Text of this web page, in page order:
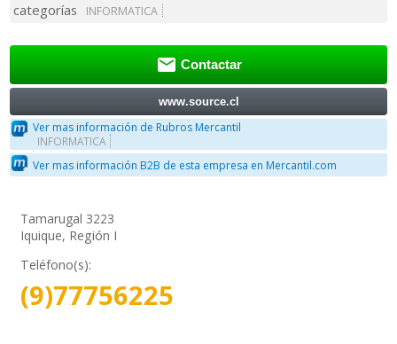
categorías INFORMATICA
 Contactar
www.source.cl
Ver mas información de Rubros Mercantil
INFORMATICA
Ver mas información B2B de esta empresa en Mercantil.com
Tamarugal 3223
Iquique, Región I
Teléfono(s):
(9)77756225